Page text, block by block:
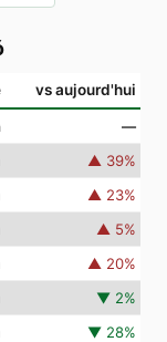
vs aujourd'hui
—
▲ 39%
▲ 23%
▲ 5%
▲ 20%
▼ 2%
▼ 28%